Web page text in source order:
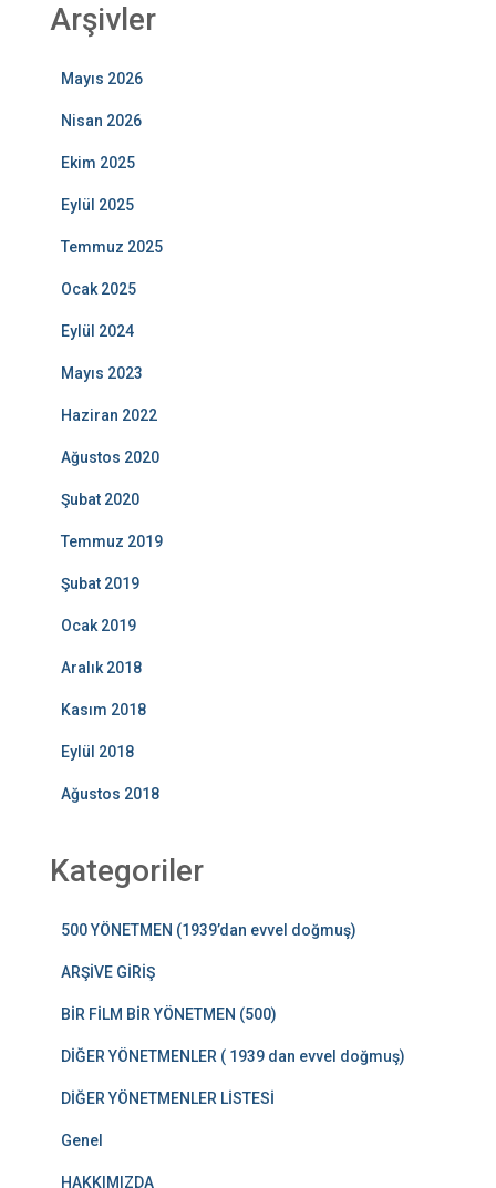
Arşivler
Mayıs 2026
Nisan 2026
Ekim 2025
Eylül 2025
Temmuz 2025
Ocak 2025
Eylül 2024
Mayıs 2023
Haziran 2022
Ağustos 2020
Şubat 2020
Temmuz 2019
Şubat 2019
Ocak 2019
Aralık 2018
Kasım 2018
Eylül 2018
Ağustos 2018
Kategoriler
500 YÖNETMEN (1939’dan evvel doğmuş)
ARŞİVE GİRİŞ
BİR FİLM BİR YÖNETMEN (500)
DİĞER YÖNETMENLER ( 1939 dan evvel doğmuş)
DİĞER YÖNETMENLER LİSTESİ
Genel
HAKKIMIZDA